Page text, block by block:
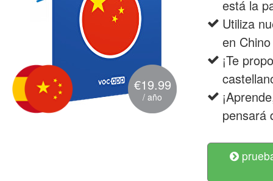
€19.99
/ año
está la
Utiliza
en
¡Te
pensará